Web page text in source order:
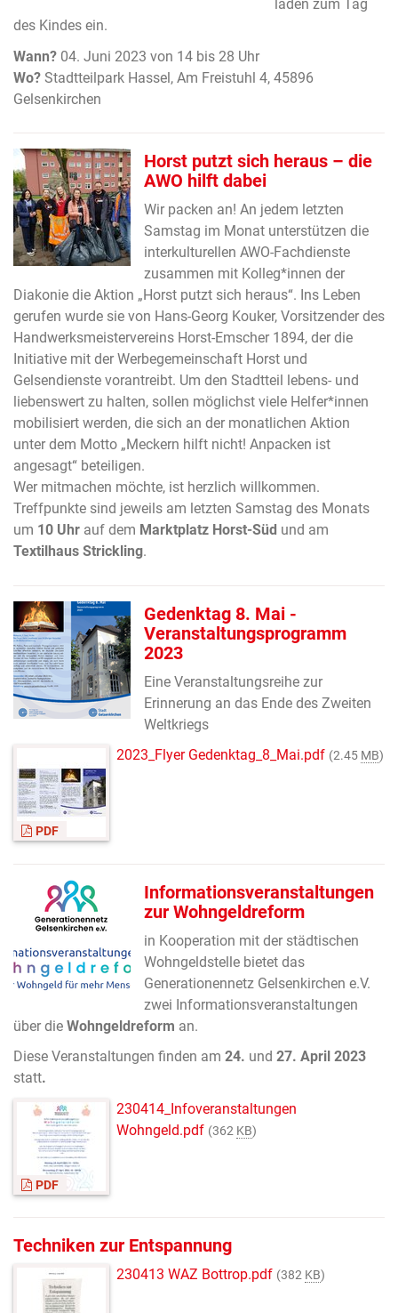
laden zum Tag
des Kindes ein.
Wann? 04. Juni 2023 von 14 bis 28 Uhr
Wo? Stadtteilpark Hassel, Am Freistuhl 4, 45896
Gelsenkirchen
Horst putzt sich heraus – die
AWO hilft dabei
Wir packen an! An jedem letzten
Samstag im Monat unterstützen die
interkulturellen AWO-Fachdienste
zusammen mit Kolleg*innen der
Diakonie die Aktion „Horst putzt sich heraus“. Ins Leben
gerufen wurde sie von Hans-Georg Kouker, Vorsitzender des
Handwerksmeistervereins Horst-Emscher 1894, der die
Initiative mit der Werbegemeinschaft Horst und
Gelsendienste vorantreibt. Um den Stadtteil lebens- und
liebenswert zu halten, sollen möglichst viele Helfer*innen
mobilisiert werden, die sich an der monatlichen Aktion
unter dem Motto „Meckern hilft nicht! Anpacken ist
angesagt“ beteiligen.
Wer mitmachen möchte, ist herzlich willkommen.
Treffpunkte sind jeweils am letzten Samstag des Monats
um 10 Uhr auf dem Marktplatz Horst-Süd und am
Textilhaus Strickling.
Gedenktag 8. Mai -
Veranstaltungsprogramm
2023
Eine Veranstaltungsreihe zur
Erinnerung an das Ende des Zweiten
Weltkriegs
PDF
2023_Flyer Gedenktag_8_Mai.pdf (2.45 MB)
Informationsveranstaltungen
zur Wohngeldreform
in Kooperation mit der städtischen
Wohngeldstelle bietet das
Generationennetz Gelsenkirchen e.V.
zwei Informationsveranstaltungen
über die Wohngeldreform an.
Diese Veranstaltungen finden am 24. und 27. April 2023
statt.
PDF
230414_Infoveranstaltungen
Wohngeld.pdf (362 KB)
Techniken zur Entspannung
230413 WAZ Bottrop.pdf (382 KB)